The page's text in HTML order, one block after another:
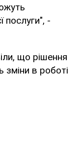
послуги", -
що рішення
в роботі